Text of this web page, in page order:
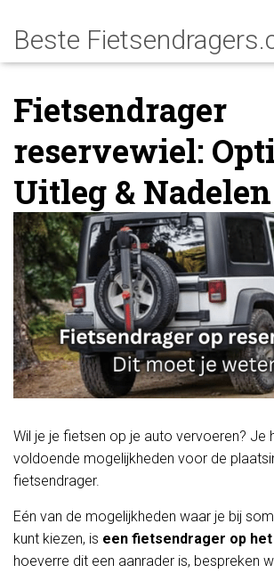
Fietsendrager
reservewiel:
Uitleg & Nadelen
Wil je je fietsen op je auto vervoeren? Je
voldoende mogelijkheden voor de
fietsendrager.
Eén van de mogelijkheden waar je bij
kunt kiezen, is een fietsendrager op
hoeverre dit een aanrader is, bespreken